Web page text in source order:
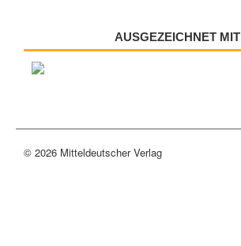
AUSGEZEICHNET MIT
© 2026 Mitteldeutscher Verlag